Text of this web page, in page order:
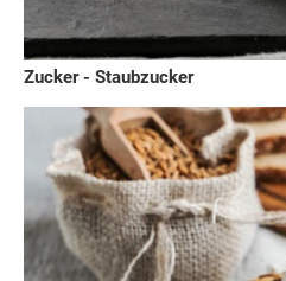
Zucker - Staubzucker